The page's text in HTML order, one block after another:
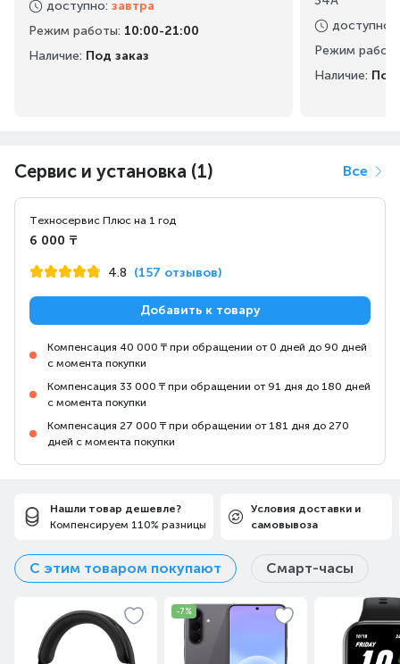
доступно: завтра
Режим работы: 10:00-21:00
Наличие: Под заказ
доступно
Режим
Наличие: Под
Сервис и установка (1) Все
Техносервис Плюс на 1 год
6 000 ₸
4.8 (157 отзывов)
Добавить к товару
Компенсация 40 000 ₸ при обращении от 0 дней до 90 дней
с момента покупки
Компенсация 33 000 ₸ при обращении от 91 дня до 180 дней
с момента покупки
Компенсация 27 000 ₸ при обращении от 181 дня до 270
дней с момента покупки
Нашли товар дешевле?
Компенсируем 110% разницы
Условия доставки и
самовывоза
С этим товаром покупают Смарт-часы
-7%